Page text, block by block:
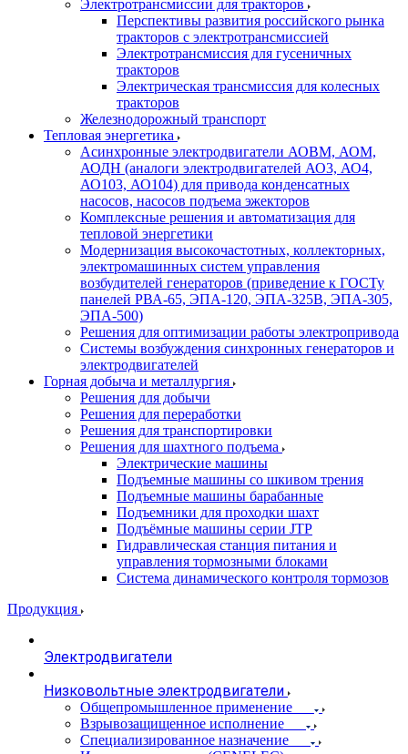
Электротрансмиссии для тракторов
Перспективы развития российского рынка
тракторов с электротрансмиссией
Электротрансмиссия для гусеничных
тракторов
Электрическая трансмиссия для колесных
тракторов
Железнодорожный транспорт
Тепловая энергетика
Асинхронные электродвигатели АОВМ, АОМ,
АОДН (аналоги электродвигателей АО3, АО4,
АО103, АО104) для привода конденсатных
насосов, насосов подъема эжекторов
Комплексные решения и автоматизация для
тепловой энергетики
Модернизация высокочастотных, коллекторных,
электромашинных систем управления
возбудителей генераторов (приведение к ГОСТу
панелей РВА-65, ЭПА-120, ЭПА-325В, ЭПА-305,
ЭПА-500)
Решения для оптимизации работы электропривода
Системы возбуждения синхронных генераторов и
электродвигателей
Горная добыча и металлургия
Решения для добычи
Решения для переработки
Решения для транспортировки
Решения для шахтного подъема
Электрические машины
Подъемные машины со шкивом трения
Подъемные машины барабанные
Подъемники для проходки шахт
Подъёмные машины серии JTP
Гидравлическая станция питания и
управления тормозными блоками
Система динамического контроля тормозов
Продукция
Электродвигатели
Низковольтные электродвигатели
Общепромышленное применение
Взрывозащищенное исполнение
Специализированное назначение